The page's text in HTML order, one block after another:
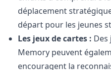
déplacement
départ pour les jeunes
Les jeux de cartes : Des
Memory peuvent
encouragent la